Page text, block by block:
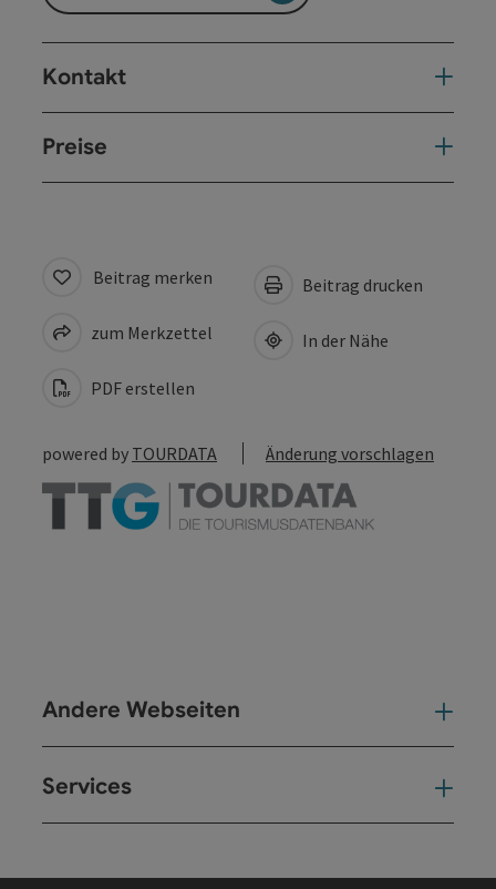
Kontakt
Preise
Beitrag merken
zum Merkzettel
PDF erstellen
Beitrag drucken
In der Nähe
powered by TOURDATA Änderung vorschlagen
Andere Webseiten
Services